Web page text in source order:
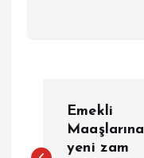
Emekli
Maaşlarına
yeni zam